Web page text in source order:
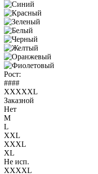
Рост:
####
XXXXXL
Заказной
Нет
M
L
XXL
XXXL
XL
Не исп.
XXXXL